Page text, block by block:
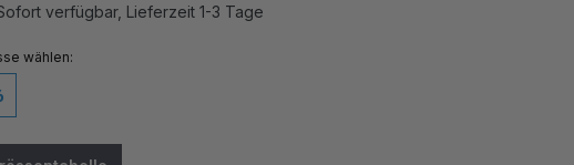
verfügbar, Lieferzeit 1-3 Tage
auswählen